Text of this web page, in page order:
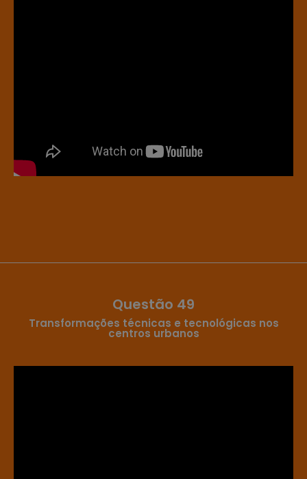
Questão 49
Transformações técnicas e tecnológicas nos
centros urbanos